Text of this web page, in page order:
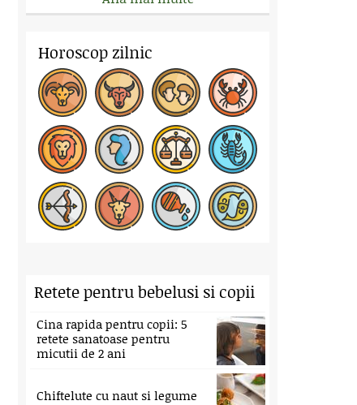
Horoscop zilnic
Retete pentru bebelusi si copii
Cina rapida pentru copii: 5
retete sanatoase pentru
micutii de 2 ani
Chiftelute cu naut si legume